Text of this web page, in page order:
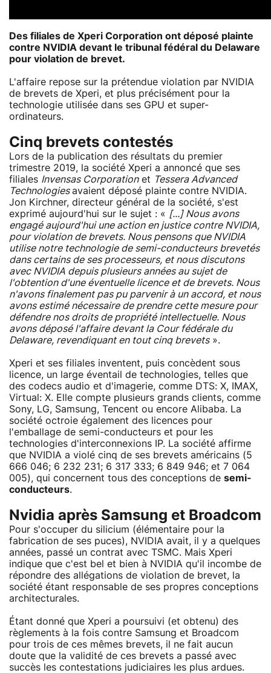
Des filiales de Xperi Corporation ont déposé plainte
contre NVIDIA devant le tribunal fédéral du Delaware
pour violation de brevet.
L'affaire repose sur la prétendue violation par NVIDIA
de brevets de Xperi, et plus précisément pour la
technologie utilisée dans ses GPU et super-
ordinateurs.
Cinq brevets contestés
Lors de la publication des résultats du premier
trimestre 2019, la société Xperi a annoncé que ses
filiales Invensas Corporationet Tessera Advanced
Technologiesavaient déposé plainte contre NVIDIA.
Jon Kirchner, directeur général de la société, s'est
exprimé aujourd'hui sur le sujet : « [...] Nous avons
engagé aujourd'hui une action en justice contre NVIDIA,
pour violation de brevets. Nous pensons que NVIDIA
utilise notre technologie de semi-conducteurs brevetés
dans certains de ses processeurs, et nous discutons
avec NVIDIA depuis plusieurs années au sujet de
l'obtention d'une éventuelle licence et de brevets. Nous
n'avons finalement pas pu parvenir à un accord, et nous
avons estimé nécessaire de prendre cette mesure pour
défendre nos droits de propriété intellectuelle. Nous
avons déposé l'affaire devant la Cour fédérale du
Delaware, revendiquant en tout cinq brevets».
Xperi et ses filiales inventent, puis concèdent sous
licence, un large éventail de technologies, telles que
des codecs audio et d'imagerie, comme DTS: X, IMAX,
Virtual: X. Elle compte plusieurs grands clients, comme
Sony, LG, Samsung, Tencent ou encore Alibaba. La
société octroie également des licences pour
l'emballage de semi-conducteurs et pour les
technologies d'interconnexions IP. La société affirme
que NVIDIA a violé cinq de ses brevets américains (5
666 046; 6 232 231; 6 317 333; 6 849 946; et 7 064
005), qui concernent tous des conceptions de semi-
conducteurs.
Nvidia après Samsung et Broadcom
Pour s'occuper du silicium (élémentaire pour la
fabrication de ses puces), NVIDIA avait, il y a quelques
années, passé un contrat avec TSMC. Mais Xperi
indique que c'est bel et bien à NVIDIA qu'il incombe de
répondre des allégations de violation de brevet, la
société étant responsable de ses propres conceptions
architecturales.
Étant donné que Xperi a poursuivi (et obtenu) des
règlements à la fois contre Samsung et Broadcom
pour trois de ces mêmes brevets, il ne fait aucun
doute que la validité de ces brevets a passé avec
succès les contestations judiciaires les plus ardues.